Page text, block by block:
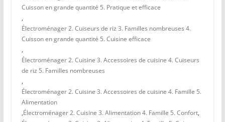
Cuisson en grande quantité 5. Pratique et efficace
,
Électroménager 2. Cuiseurs de riz 3. Familles nombreuses 4.
Cuisson en grande quantité 5. Cuisine efficace
,
Électroménager 2. Cuisine 3. Accessoires de cuisine 4. Cuiseurs
de riz 5. Familles nombreuses
,
Électroménager 2. Cuisine 3. Accessoires de cuisine 4. Famille 5.
Alimentation
,Électroménager 2. Cuisine 3. Alimentation 4. Famille 5. Confort,